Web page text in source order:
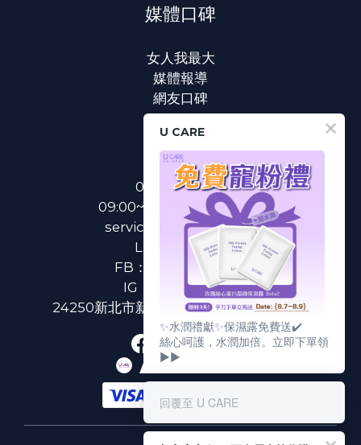
媒體口碑
女人我最大
媒體報導
網友口碑
聯絡我們
0800-233-233
09:00~18:00(國定假日除外)
service@u-care.com.tw
LINE：
@ucare
FB：
U CARE 美麗粉專
IG：
ucare.tw2002
24250新北市新莊區新北大道二段312號3樓
U CARE
✨水潤禮獻✨保濕露免費送✔️
絲心呵護，水潤加倍。立即下單領
▶▶
回覆至 U CARE